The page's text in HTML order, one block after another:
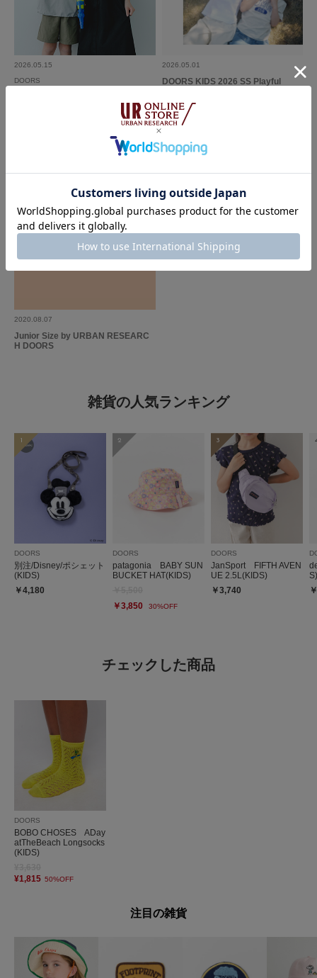
2026.05.15
DOORS
2026.05.01
DOORS KIDS 2026 SS Playful
2020.08.07
Junior Size by URBAN RESEARC
H DOORS
雑貨の人気ランキング
1
DOORS
別注/Disney/ポシェット
(KIDS)
￥4,180
2
DOORS
patagonia BABY SUN
BUCKET HAT(KIDS)
￥3,850
30%OFF
3
DOORS
JanSport FIFTH AVEN
UE 2.5L(KIDS)
￥3,740
S)
チェックした商品
DOORS
BOBO CHOSES ADay
atTheBeach Longsocks
(KIDS)
¥1,815 50%OFF
注目の雑貨